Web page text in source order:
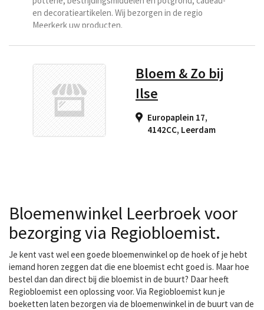
en decoratieartikelen. Wij bezorgen in de regio
Meerkerk uw producten.
Bloem & Zo bij
Ilse
Europaplein 17,
4142CC, Leerdam
Bloemenwinkel Leerbroek voor
bezorging via Regiobloemist.
Je kent vast wel een goede bloemenwinkel op de hoek of je hebt
iemand horen zeggen dat die ene bloemist echt goed is. Maar hoe
bestel dan dan direct bij die bloemist in de buurt? Daar heeft
Regiobloemist een oplossing voor. Via Regiobloemist kun je
boeketten laten bezorgen via de bloemenwinkel in de buurt van de